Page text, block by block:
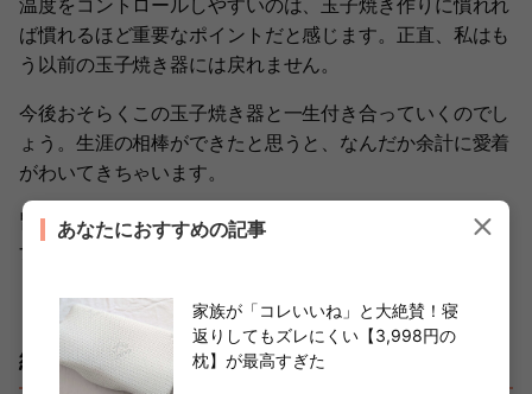
温度をコントロールしやすいのは、玉子焼き作りに慣れれ
ば慣れるほど重要なポイントだと感じます。正直、私はも
う以前の玉子焼き器には戻れません。
今後おそらくこの玉子焼き器と一生付き合っていくのでし
ょう。生涯の相棒ができたと思うと、なんだか余計に愛着
がわいてきちゃいます。
皆さんも一生涯の付き合いになるであろう玉子焼きパート
ナーを家庭に導入してみませんか？
紹介した銅製玉子焼き器はこちら
あなたにおすすめの記事
家族が「コレいいね」と大絶賛！寝
返りしてもズレにくい【3,998円の
枕】が最高すぎた